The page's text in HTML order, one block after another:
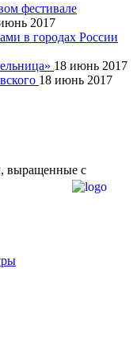
фестивале
2017
в городах России
18 июнь 2017
18 июнь 2017
выращенные с